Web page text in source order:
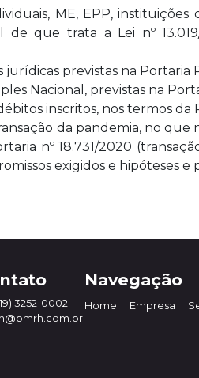
ME, EPP, instituições
de que trata a Lei nº
previstas na Portaria
Nacional, previstas na
inscritos, nos termos da
da pandemia, no
nº 18.731/2020
exigidos e hipóteses
3252-0002
Navegação
Home Empresa